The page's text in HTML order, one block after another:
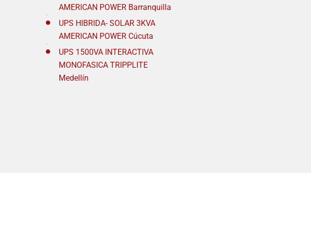
AMERICAN POWER Barranquilla
UPS HIBRIDA- SOLAR 3KVA
AMERICAN POWER Cúcuta
UPS 1500VA INTERACTIVA
MONOFASICA TRIPPLITE
Medellín